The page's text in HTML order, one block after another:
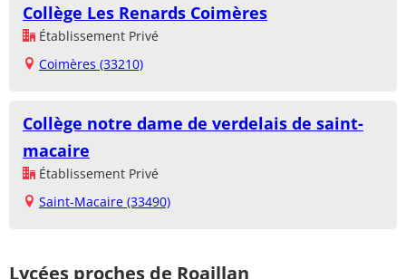
Collège Les Renards Coimères
Établissement Privé
Coimères (33210)
Collège notre dame de verdelais de saint-
macaire
Établissement Privé
Saint-Macaire (33490)
Lycées proches de Roaillan